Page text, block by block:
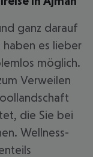
ganz darauf
haben es lieber
möglich.
Verweilen
die Sie bei
Wellness-